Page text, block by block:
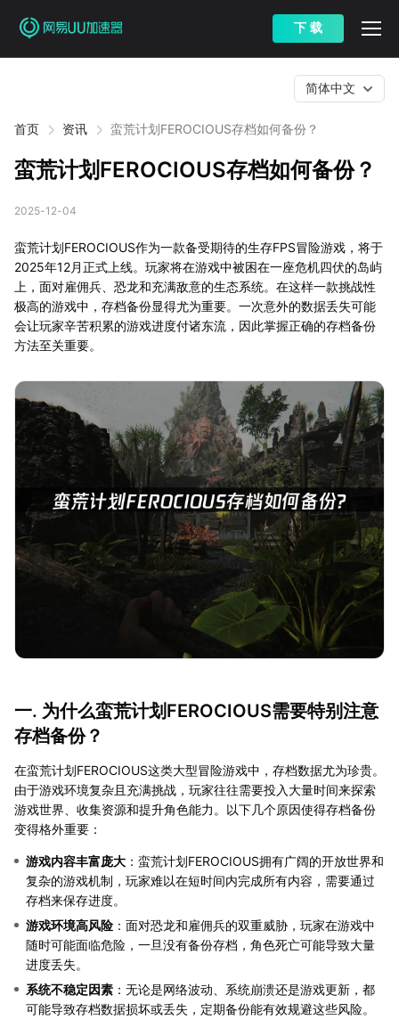
下 载
首页 资讯 蛮荒计划FEROCIOUS存档如何备份？
简体中文
蛮荒计划FEROCIOUS存档如何备份？
2025-12-04
蛮荒计划FEROCIOUS作为一款备受期待的生存FPS冒险游戏，将于
2025年12月正式上线。玩家将在游戏中被困在一座危机四伏的岛屿
上，面对雇佣兵、恐龙和充满敌意的生态系统。在这样一款挑战性
极高的游戏中，存档备份显得尤为重要。一次意外的数据丢失可能
会让玩家辛苦积累的游戏进度付诸东流，因此掌握正确的存档备份
方法至关重要。
一. 为什么蛮荒计划FEROCIOUS需要特别注意
存档备份？
在蛮荒计划FEROCIOUS这类大型冒险游戏中，存档数据尤为珍贵。
由于游戏环境复杂且充满挑战，玩家往往需要投入大量时间来探索
游戏世界、收集资源和提升角色能力。以下几个原因使得存档备份
变得格外重要：
游戏内容丰富庞大 ：蛮荒计划FEROCIOUS拥有广阔的开放世界和
复杂的游戏机制，玩家难以在短时间内完成所有内容，需要通过
存档来保存进度。
游戏环境高风险 ：面对恐龙和雇佣兵的双重威胁，玩家在游戏中
随时可能面临危险，一旦没有备份存档，角色死亡可能导致大量
进度丢失。
系统不稳定因素 ：无论是网络波动、系统崩溃还是游戏更新，都
可能导致存档数据损坏或丢失，定期备份能有效规避这些风险。